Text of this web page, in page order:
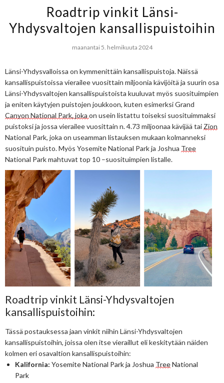
Roadtrip vinkit Länsi-
Yhdysvaltojen kansallispuistoihin​
maanantai 5. helmikuuta 2024
Länsi-Yhdysvalloissa on kymmenittäin kansallispuistoja. Näissä
kansallispuistoissa vierailee vuosittain miljoonia kävijöitä ja suurin osa
Länsi-Yhdysvaltojen kansallispuistoista kuuluvat myös suosituimpien
Canyon National Park, joka on usein listattu toiseksi suosituimmaksi
puistoksi ja jossa vierailee vuosittain n. 4.73 miljoonaa kävijää tai Zion
National Park, joka on useamman listauksen mukaan kolmanneksi
suosituin puisto. Myös Yosemite National Park ja Joshua Tree
National Park mahtuvat top 10 –suosituimpien listalle.
Roadtrip vinkit Länsi-Yhdysvaltojen
kansallispuistoihin:
Tässä postauksessa jaan vinkit niihin Länsi-Yhdysvaltojen
kansallispuistoihin, joissa olen itse vieraillut eli keskitytään näiden
kolmen eri osavaltion kansallispuistoihin:
Kalifornia: Yosemite National Park ja Joshua Tree National
Park